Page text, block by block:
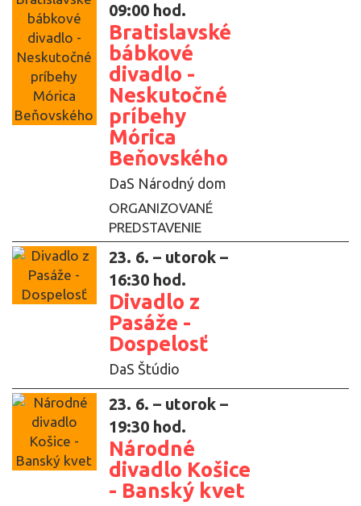
09:00 hod.
Bratislavské
bábkové
divadlo -
Neskutočné
príbehy
Mórica
Beňovského
DaS Národný dom
ORGANIZOVANÉ
PREDSTAVENIE
23. 6. – utorok –
16:30 hod.
Divadlo z
Pasáže -
Dospelosť
DaS Štúdio
23. 6. – utorok –
19:30 hod.
Národné
divadlo Košice
- Banský kvet